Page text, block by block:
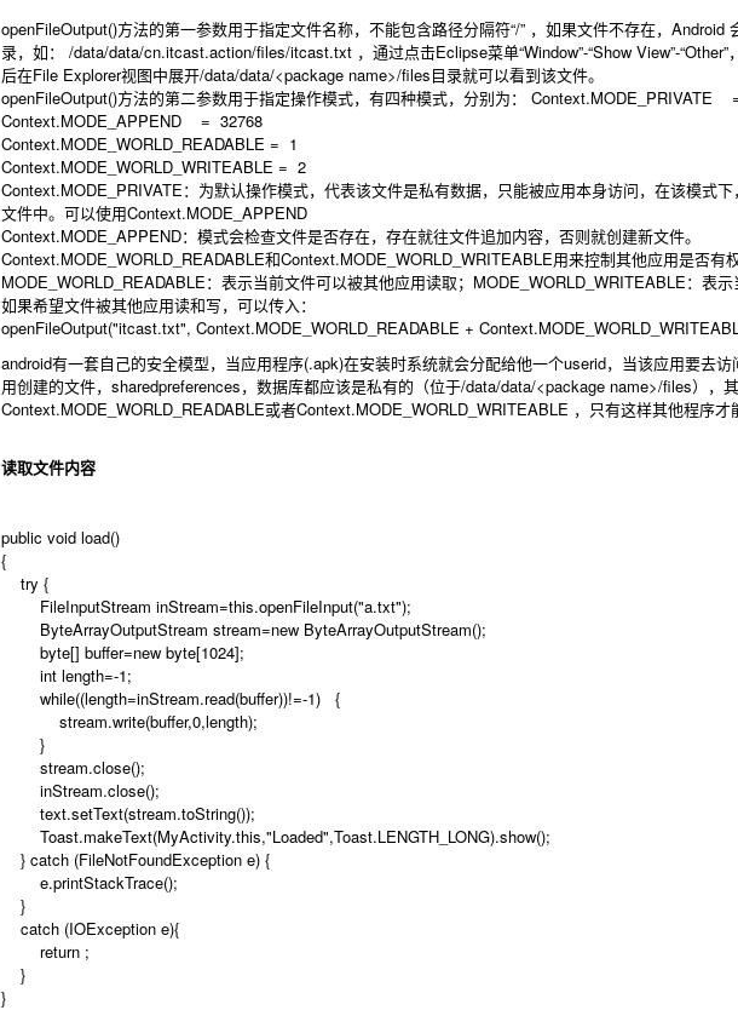
openFileOutput()方法的第一参数用于指定文件名称，不能包含路径分隔符“/” ，如果文件不存在，
录，如： /data/data/cn.itcast.action/files/itcast.txt ，通过点击Eclipse菜单“Window”-“Show View”-
后在File Explorer视图中展开/data/data/<package name>/files目录就可以看到该文件。
openFileOutput()方法的第二参数用于指定操作模式，有四种模式，分别为： Context.MODE_PRIVATE
Context.MODE_APPEND = 32768
Context.MODE_WORLD_READABLE = 1
Context.MODE_WORLD_WRITEABLE = 2
Context.MODE_PRIVATE：为默认操作模式，代表该文件是私有数据，只能被应用本身访问，在该模式
文件中。可以使用Context.MODE_APPEND
Context.MODE_APPEND：模式会检查文件是否存在，存在就往文件追加内容，否则就创建新文件。
Context.MODE_WORLD_READABLE和Context.MODE_WORLD_WRITEABLE用来控制其他应用是否有
MODE_WORLD_READABLE：表示当前文件可以被其他应用读取；MODE_WORLD_WRITEABLE：表示
如果希望文件被其他应用读和写，可以传入：
openFileOutput("itcast.txt", Context.MODE_WORLD_READABLE +
android有一套自己的安全模型，当应用程序(.apk)在安装时系统就会分配给他一个userid，当该应用要去
用创建的文件，sharedpreferences，数据库都应该是私有的（位于/data/data/<package name>/files），
Context.MODE_WORLD_READABLE或者Context.MODE_WORLD_WRITEABLE ，只有这样其他程序才
读取文件内容
public void load()
{
try {
FileInputStream inStream=this.openFileInput("a.txt");
ByteArrayOutputStream stream=new ByteArrayOutputStream();
byte[] buffer=new byte[1024];
int length=-1;
while((length=inStream.read(buffer))!=-1) {
stream.write(buffer,0,length);
}
stream.close();
inStream.close();
text.setText(stream.toString());
Toast.makeText(MyActivity.this,"Loaded",Toast.LENGTH_LONG).show();
} catch (FileNotFoundException e) {
e.printStackTrace();
}
catch (IOException e){
return ;
}
}